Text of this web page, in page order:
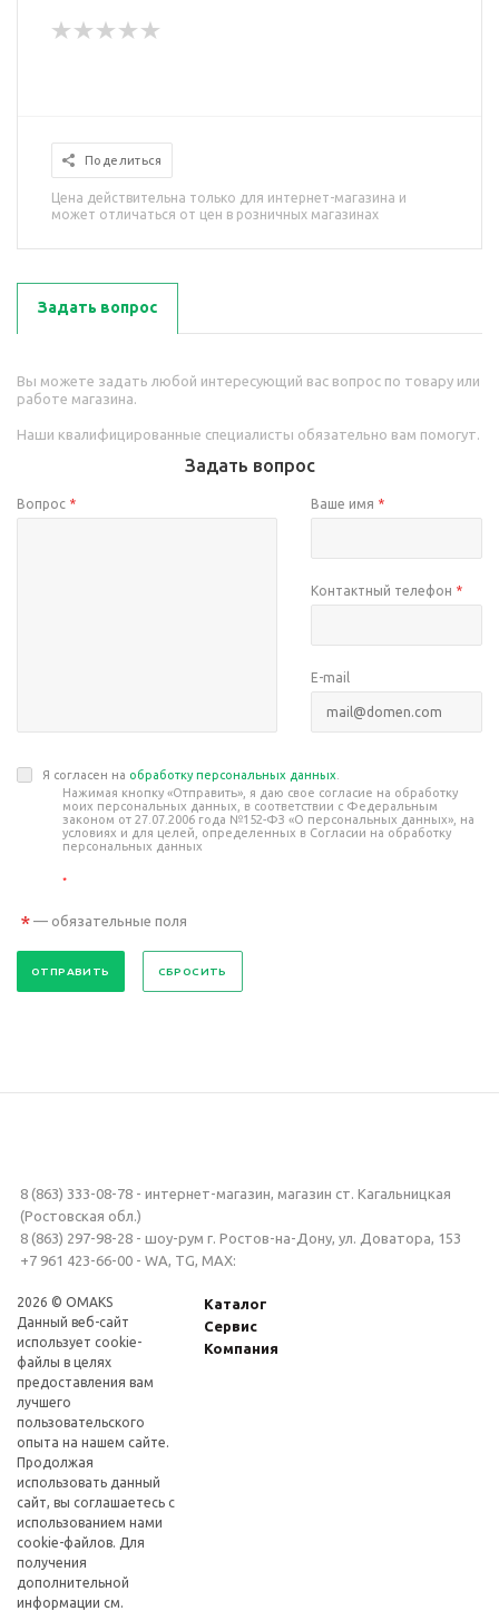
Поделиться
Цена действительна только для интернет-магазина и
может отличаться от цен в розничных магазинах
Задать вопрос
Вы можете задать любой интересующий вас вопрос по товару или
работе магазина.
Наши квалифицированные специалисты обязательно вам помогут.
Задать вопрос
Вопрос * Ваше имя *
Контактный телефон *
E-mail
Я согласен на обработку персональных данных
Нажимая кнопку «Отправить», я даю свое согласие на обработку
моих персональных данных, в соответствии с Федеральным
законом от 27.07.2006 года №152-ФЗ «О персональных данных», на
условиях и для целей, определенных в Согласии на обработку
персональных данных
*
* — обязательные поля
СБРОСИТЬ
8 (863) 333-08-78 - интернет-магазин, магазин ст. Кагальницкая
(Ростовская обл.)
8 (863) 297-98-28 - шоу-рум г. Ростов-на-Дону, ул. Доватора, 153
+7 961 423-66-00 - WA, TG, MAX:
2026 © OMAKS
Данный веб-сайт
использует cookie-
файлы в целях
предоставления вам
лучшего
пользовательского
опыта на нашем сайте.
Продолжая
использовать данный
сайт, вы соглашаетесь с
использованием нами
cookie-файлов. Для
получения
дополнительной
информации см.
Каталог
Сервис
Компания